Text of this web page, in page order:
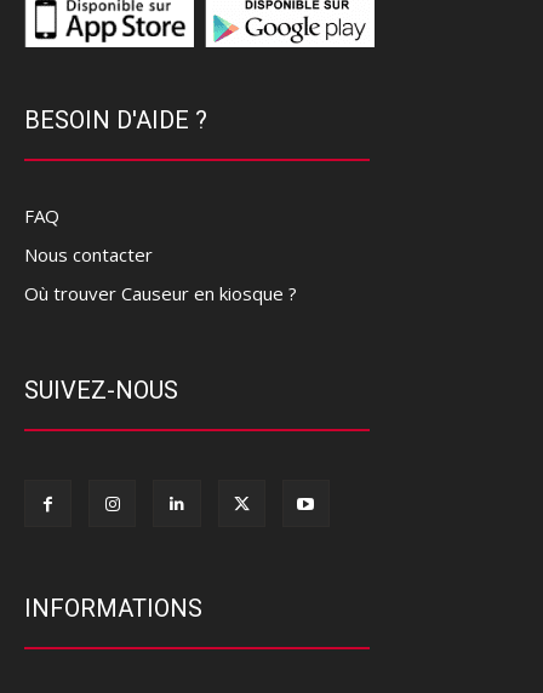
BESOIN D'AIDE ?
FAQ
Nous contacter
Où trouver Causeur en kiosque ?
SUIVEZ-NOUS
INFORMATIONS